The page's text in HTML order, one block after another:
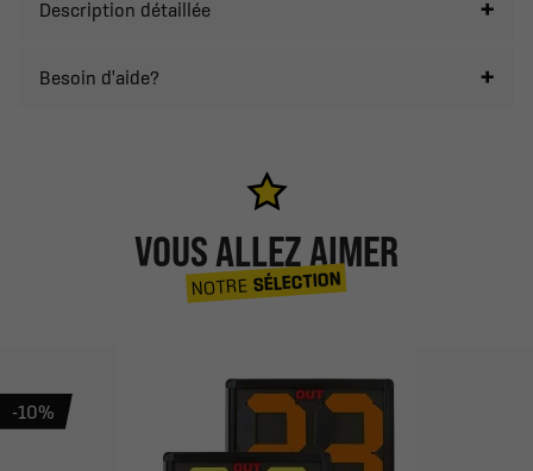
Description détaillée
Besoin d'aide?
VOUS ALLEZ AIMER
NOTRESÉLECTION
-10%